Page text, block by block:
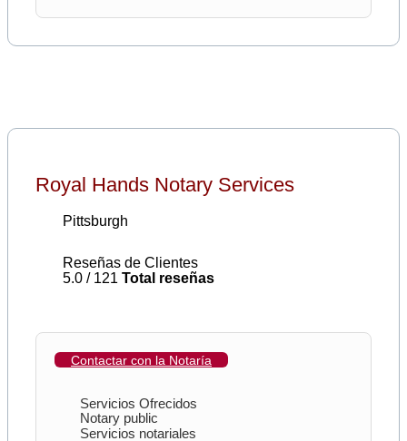
Royal Hands Notary Services
Pittsburgh
Reseñas de Clientes
5.0 / 121 Total reseñas
Contactar con la Notaría
Servicios Ofrecidos
Notary public
Servicios notariales